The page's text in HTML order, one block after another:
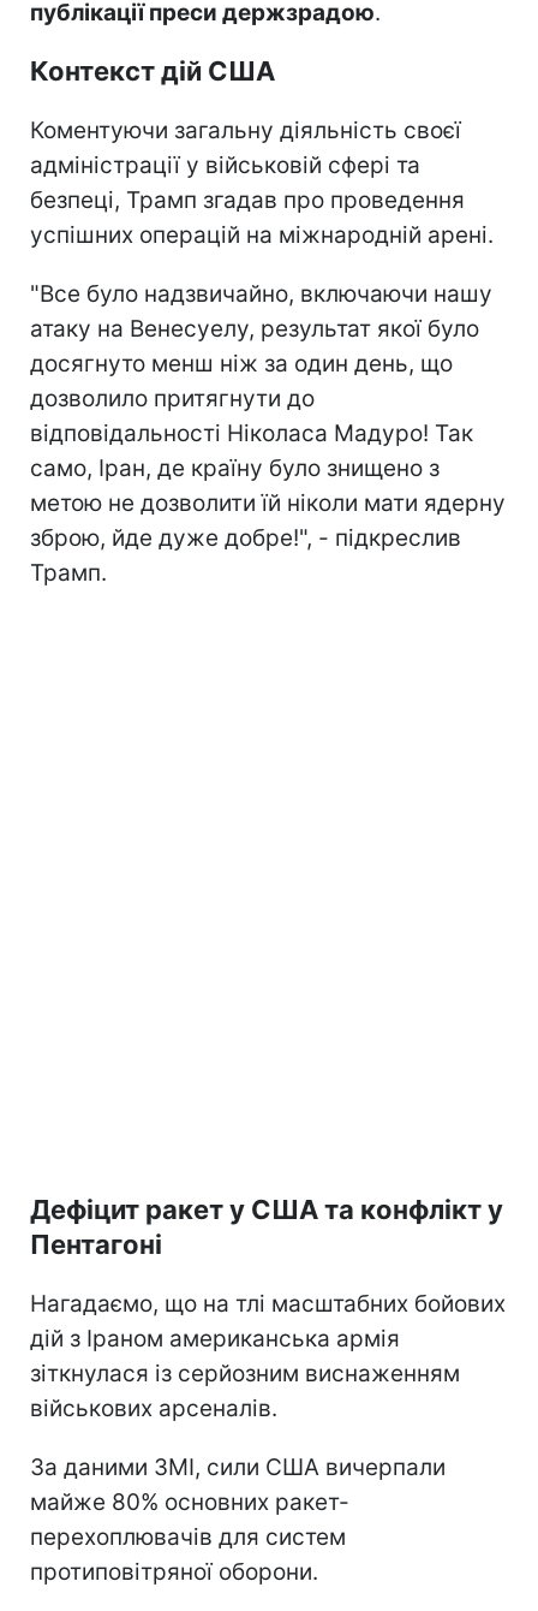
публікації преси держзрадою.
Контекст дій США
Коментуючи загальну діяльність своєї
адміністрації у військовій сфері та
безпеці, Трамп згадав про проведення
успішних операцій на міжнародній арені.
"Все було надзвичайно, включаючи нашу
атаку на Венесуелу, результат якої було
досягнуто менш ніж за один день, що
дозволило притягнути до
відповідальності Ніколаса Мадуро! Так
само, Іран, де країну було знищено з
метою не дозволити їй ніколи мати ядерну
зброю, йде дуже добре!", - підкреслив
Трамп.
Дефіцит ракет у США та конфлікт у
Пентагоні
Нагадаємо, що на тлі масштабних бойових
дій з Іраном американська армія
зіткнулася із серйозним виснаженням
військових арсеналів.
За даними ЗМІ, сили США вичерпали
майже 80% основних ракет-
перехоплювачів для систем
протиповітряної оборони.